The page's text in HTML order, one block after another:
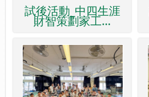
試後活動_中四生涯
財智策劃家工...